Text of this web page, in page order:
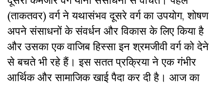
(ताकतवर) वर्ग ने यथासंभव दूसरे वर्ग का उपयोग, शोषण
अपने संसाधनों के संवर्धन और विकास के लिए किया है
और उसका एक वाजिब हिस्सा इन श्रमजीवी वर्ग को देने
से बचते भी रहे हैं। इस सतत प्रक्रिया ने एक गंभीर
आर्थिक और सामाजिक खाई पैदा कर दी है। आज का